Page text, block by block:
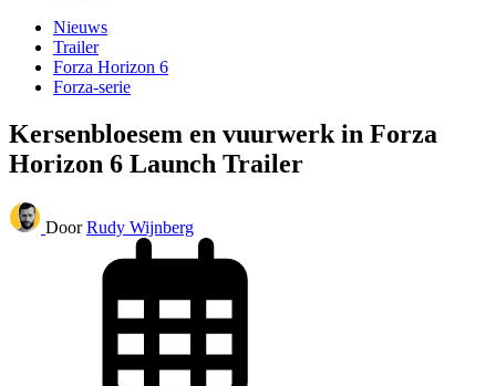
Nieuws
Trailer
Forza Horizon 6
Forza-serie
Kersenbloesem en vuurwerk in Forza
Horizon 6 Launch Trailer
Door Rudy Wijnberg